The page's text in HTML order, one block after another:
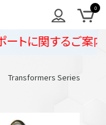
に関するご案内
Transformers Series